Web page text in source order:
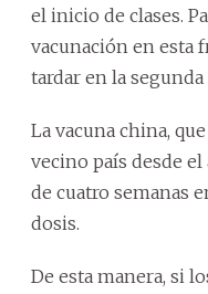
el inicio de clases.
vacunación en esta
tardar en la
La vacuna china,
vecino país desde
de cuatro semanas
dosis.
De esta manera, si